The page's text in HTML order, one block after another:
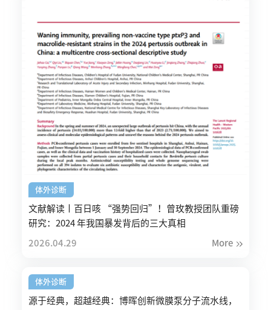
体外诊断
文献解读丨百日咳 “强势回归”！曾玫教授团队重磅
研究：2024 年我国暴发背后的三大真相
2026.04.29 More
体外诊断
源于经典，超越经典：博晖创新微膜泵分子流水线，